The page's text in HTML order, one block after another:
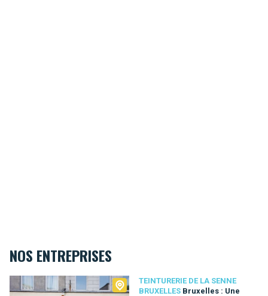
NOS ENTREPRISES
TEINTURERIE DE LA SENNE
BRUXELLES Bruxelles : Une
Teinturerie de la Senne Bruxelles